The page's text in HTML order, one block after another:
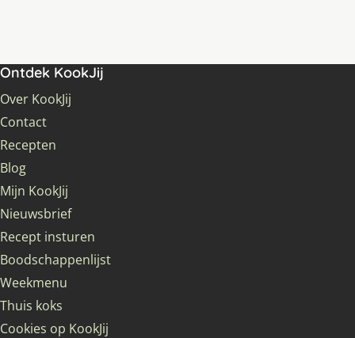
Ontdek KookJij
Over KookJij
Contact
Recepten
Blog
Mijn KookJij
Nieuwsbrief
Recept insturen
Boodschappenlijst
Weekmenu
Thuis koks
Cookies op KookJij